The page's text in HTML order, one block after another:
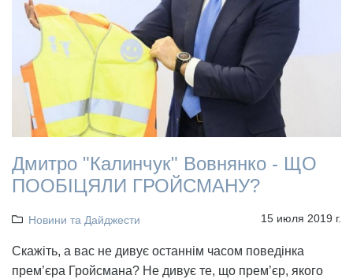
Дмитро "Калинчук" Вовнянко - ЩО
ПООБІЦЯЛИ ГРОЙСМАНУ?
Новини та Дайджести 15 июля 2019 г.
Скажіть, а вас не дивує останнім часом поведінка
прем’єра Гройсмана? Не дивує те, що прем’єр, якого